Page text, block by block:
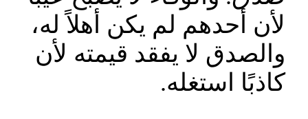
لأن أحدهم لم يكن أهلاً له،
والصدق لا يفقد قيمته لأن
كاذبًا استغله.